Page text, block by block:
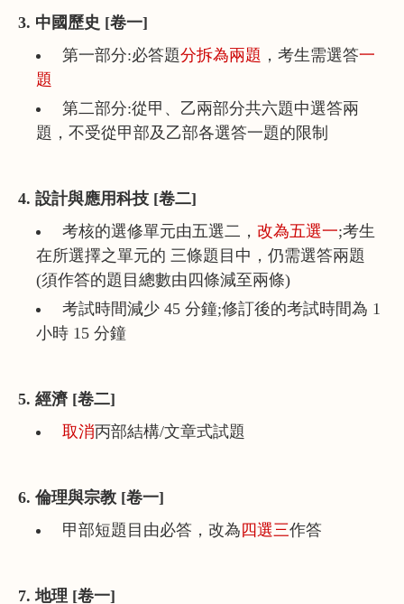
3. 中國歷史 [卷一]
第一部分:必答題分拆為兩題 ，考生需選答一
題
第二部分:從甲、乙兩部分共六題中選答兩
題，不受從甲部及乙部各選答一題的限制
4. 設計與應用科技 [卷二]
考核的選修單元由五選二， 改為五選一;考生
在所選擇之單元的 三條題目中，仍需選答兩題
(須作答的題目總數由四條減至兩條)
考試時間減少 45 分鐘;修訂後的考試時間為 1
小時 15 分鐘
5. 經濟 [卷二]
取消丙部結構/文章式試題
6. 倫理與宗教 [卷一]
甲部短題目由必答，改為 四選三作答
7. 地理 [卷一]